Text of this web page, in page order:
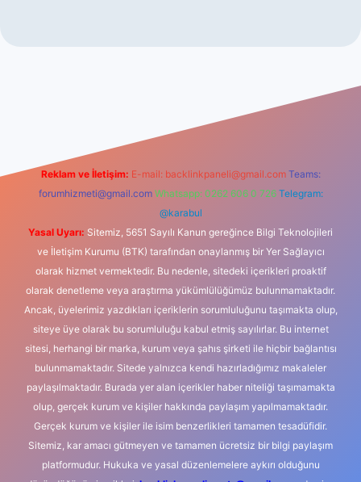
Reklam ve İletişim: E-mail: backlinkpaneli@gmail.com Teams:
forumhizmeti@gmail.com Whatsapp: 0262 606 0 726 Telegram:
@karabul
Yasal Uyarı: Sitemiz, 5651 Sayılı Kanun gereğince Bilgi Teknolojileri
ve İletişim Kurumu (BTK) tarafından onaylanmış bir Yer Sağlayıcı
olarak hizmet vermektedir. Bu nedenle, sitedeki içerikleri proaktif
olarak denetleme veya araştırma yükümlülüğümüz bulunmamaktadır.
Ancak, üyelerimiz yazdıkları içeriklerin sorumluluğunu taşımakta olup,
siteye üye olarak bu sorumluluğu kabul etmiş sayılırlar. Bu internet
sitesi, herhangi bir marka, kurum veya şahıs şirketi ile hiçbir bağlantısı
bulunmamaktadır. Sitede yalnızca kendi hazırladığımız makaleler
paylaşılmaktadır. Burada yer alan içerikler haber niteliği taşımamakta
olup, gerçek kurum ve kişiler hakkında paylaşım yapılmamaktadır.
Gerçek kurum ve kişiler ile isim benzerlikleri tamamen tesadüfidir.
Sitemiz, kar amacı gütmeyen ve tamamen ücretsiz bir bilgi paylaşım
platformudur. Hukuka ve yasal düzenlemelere aykırı olduğunu